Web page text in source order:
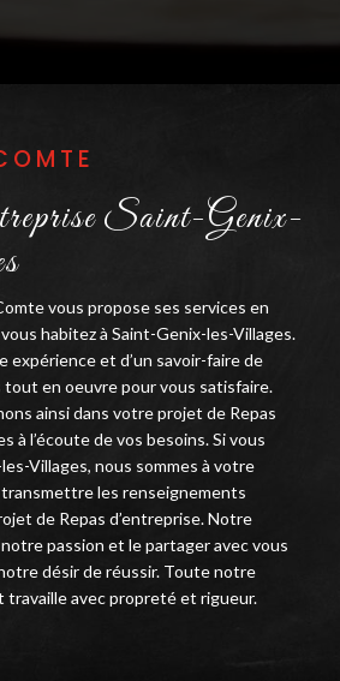
Saint-Genix-
vous propose ses services en
habitez à Saint-Genix-les-Villages.
expérience et d’un savoir-faire de
en oeuvre pour vous satisfaire.
ainsi dans votre projet de Repas
à l’écoute de vos besoins. Si vous
Villages, nous sommes à votre
les renseignements
de Repas d’entreprise. Notre
passion et le partager avec vous
désir de réussir. Toute notre
travaille avec propreté et rigueur.